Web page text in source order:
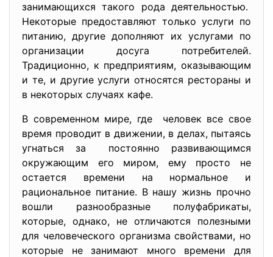
занимающихся такого рода деятельностью.
Некоторые предоставляют только услуги по
питанию, другие дополняют их услугами по
организации досуга потребителей.
Традиционно, к предприятиям, оказывающим
и те, и другие услуги относятся рестораны и
в некоторых случаях кафе.
В современном мире, где человек все свое
время проводит в движении, в делах, пытаясь
угнаться за постоянно развивающимся
окружающим его миром, ему просто не
остается времени на нормальное и
рациональное питание. В нашу жизнь прочно
вошли разнообразные полуфабрикаты,
которые, однако, не отличаются полезными
для человеческого организма свойствами, но
которые не занимают много времени для